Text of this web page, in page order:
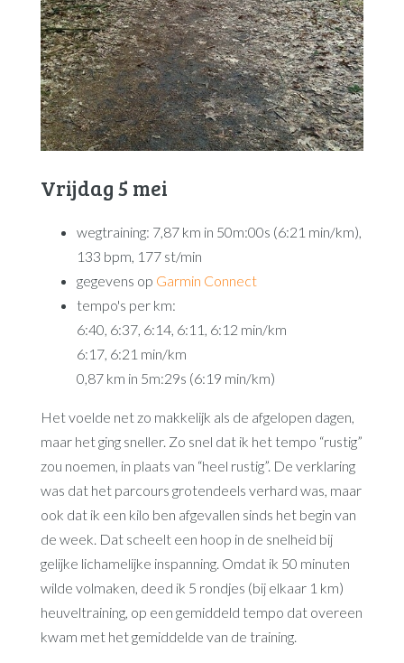
Vrijdag 5 mei
wegtraining: 7,87 km in 50m:00s (6:21 min/km),
133 bpm, 177 st/min
gegevens op Garmin Connect
tempo's per km:
6:40, 6:37, 6:14, 6:11, 6:12 min/km
6:17, 6:21 min/km
0,87 km in 5m:29s (6:19 min/km)
Het voelde net zo makkelijk als de afgelopen dagen,
maar het ging sneller. Zo snel dat ik het tempo “rustig”
zou noemen, in plaats van “heel rustig”. De verklaring
was dat het parcours grotendeels verhard was, maar
ook dat ik een kilo ben afgevallen sinds het begin van
de week. Dat scheelt een hoop in de snelheid bij
gelijke lichamelijke inspanning. Omdat ik 50 minuten
wilde volmaken, deed ik 5 rondjes (bij elkaar 1 km)
heuveltraining, op een gemiddeld tempo dat overeen
kwam met het gemiddelde van de training.